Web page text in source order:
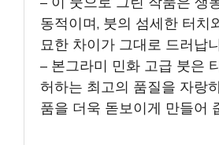
동적이며, 붓의 섬세한 터치
묘한 차이가 그대로 드러납
– 본그라미 민화 고급 붓은
허하는 최고의 품질을 자랑
품을 더욱 돋보이게 만들어